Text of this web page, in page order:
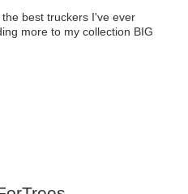
best truckers I've ever
more to my collection BIG